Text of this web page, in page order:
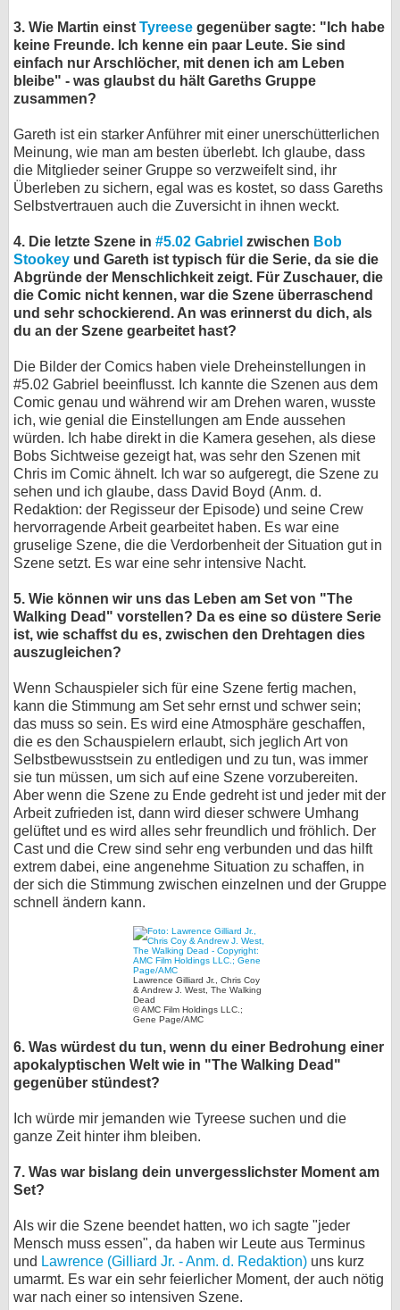
3. Wie Martin einst Tyreese gegenüber sagte: "Ich habe
keine Freunde. Ich kenne ein paar Leute. Sie sind
einfach nur Arschlöcher, mit denen ich am Leben
bleibe" - was glaubst du hält Gareths Gruppe
zusammen?
Gareth ist ein starker Anführer mit einer unerschütterlichen
Meinung, wie man am besten überlebt. Ich glaube, dass
die Mitglieder seiner Gruppe so verzweifelt sind, ihr
Überleben zu sichern, egal was es kostet, so dass Gareths
Selbstvertrauen auch die Zuversicht in ihnen weckt.
4. Die letzte Szene in #5.02 Gabriel zwischen Bob
Stookey und Gareth ist typisch für die Serie, da sie die
Abgründe der Menschlichkeit zeigt. Für Zuschauer, die
die Comic nicht kennen, war die Szene überraschend
und sehr schockierend. An was erinnerst du dich, als
du an der Szene gearbeitet hast?
Die Bilder der Comics haben viele Dreheinstellungen in
#5.02 Gabriel beeinflusst. Ich kannte die Szenen aus dem
Comic genau und während wir am Drehen waren, wusste
ich, wie genial die Einstellungen am Ende aussehen
würden. Ich habe direkt in die Kamera gesehen, als diese
Bobs Sichtweise gezeigt hat, was sehr den Szenen mit
Chris im Comic ähnelt. Ich war so aufgeregt, die Szene zu
sehen und ich glaube, dass David Boyd (Anm. d.
Redaktion: der Regisseur der Episode) und seine Crew
hervorragende Arbeit gearbeitet haben. Es war eine
gruselige Szene, die die Verdorbenheit der Situation gut in
Szene setzt. Es war eine sehr intensive Nacht.
5. Wie können wir uns das Leben am Set von "The
Walking Dead" vorstellen? Da es eine so düstere Serie
ist, wie schaffst du es, zwischen den Drehtagen dies
auszugleichen?
Wenn Schauspieler sich für eine Szene fertig machen,
kann die Stimmung am Set sehr ernst und schwer sein;
das muss so sein. Es wird eine Atmosphäre geschaffen,
die es den Schauspielern erlaubt, sich jeglich Art von
Selbstbewusstsein zu entledigen und zu tun, was immer
sie tun müssen, um sich auf eine Szene vorzubereiten.
Aber wenn die Szene zu Ende gedreht ist und jeder mit der
Arbeit zufrieden ist, dann wird dieser schwere Umhang
gelüftet und es wird alles sehr freundlich und fröhlich. Der
Cast und die Crew sind sehr eng verbunden und das hilft
extrem dabei, eine angenehme Situation zu schaffen, in
der sich die Stimmung zwischen einzelnen und der Gruppe
schnell ändern kann.
Lawrence Gilliard Jr., Chris Coy
& Andrew J. West, The Walking
Dead
© AMC Film Holdings LLC.;
Gene Page/AMC
6. Was würdest du tun, wenn du einer Bedrohung einer
apokalyptischen Welt wie in "The Walking Dead"
gegenüber stündest?
Ich würde mir jemanden wie Tyreese suchen und die
ganze Zeit hinter ihm bleiben.
7. Was war bislang dein unvergesslichster Moment am
Set?
Als wir die Szene beendet hatten, wo ich sagte "jeder
Mensch muss essen", da haben wir Leute aus Terminus
und Lawrence (Gilliard Jr. - Anm. d. Redaktion) uns kurz
umarmt. Es war ein sehr feierlicher Moment, der auch nötig
war nach einer so intensiven Szene.